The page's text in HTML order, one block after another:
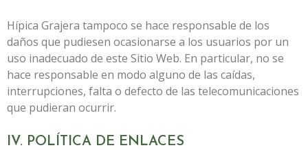
Hípica Grajera tampoco se hace responsable de los
daños que pudiesen ocasionarse a los usuarios por un
uso inadecuado de este Sitio Web. En particular, no se
hace responsable en modo alguno de las caídas,
interrupciones, falta o defecto de las telecomunicaciones
que pudieran ocurrir.
IV. POLÍTICA DE ENLACES